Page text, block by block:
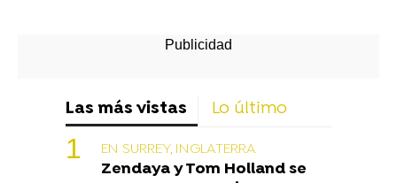
Las más vistas Lo último
EN SURREY, INGLATERRA
Zendaya y Tom Holland se